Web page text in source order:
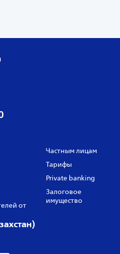
от
Частным лицам
Тарифы
Private banking
Залоговое
имущество